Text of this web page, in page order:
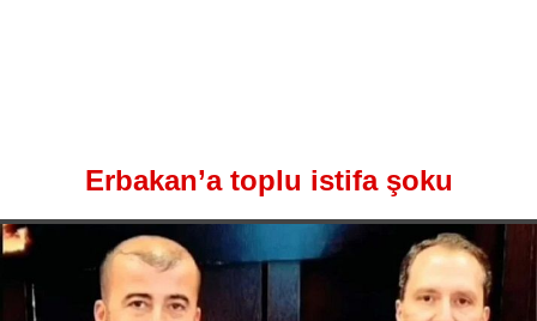
Erbakan’a toplu istifa şoku